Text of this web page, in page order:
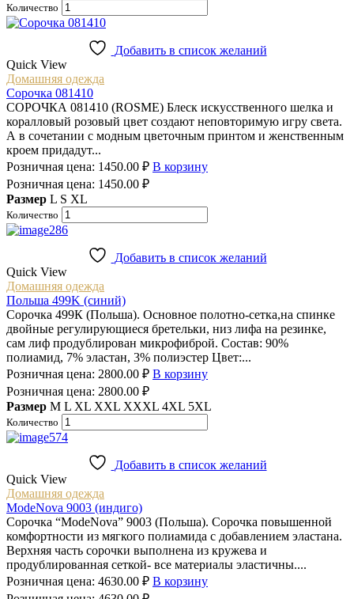
Количество
Добавить в список желаний
Quick View
Домашняя одежда
Сорочка 081410
СОРОЧКА 081410 (ROSME) Блеск искусственного шелка и
коралловый розовый цвет создают неповторимую игру света.
А в сочетании с модным цветочным принтом и женственным
кроем придадут...
Розничная цена: 1450.00 ₽ В корзину
Розничная цена: 1450.00 ₽
Размер L S XL
Количество
Добавить в список желаний
Quick View
Домашняя одежда
Польша 499K (синий)
Сорочка 499К (Польша). Основное полотно-сетка,на спинке
двойные регулирующиеся бретельки, низ лифа на резинке,
сам лиф продублирован микрофиброй. Состав: 90%
полиамид, 7% эластан, 3% полиэстер Цвет:...
Розничная цена: 2800.00 ₽ В корзину
Розничная цена: 2800.00 ₽
Размер M L XL XXL XXXL 4XL 5XL
Количество
Добавить в список желаний
Quick View
Домашняя одежда
ModeNova 9003 (индиго)
Сорочка “ModeNova” 9003 (Польша). Сорочка повышенной
комфортности из мягкого полиамида с добавлением эластана.
Верхняя часть сорочки выполнена из кружева и
продублированная сеткой- все материалы эластичны....
Розничная цена: 4630.00 ₽ В корзину